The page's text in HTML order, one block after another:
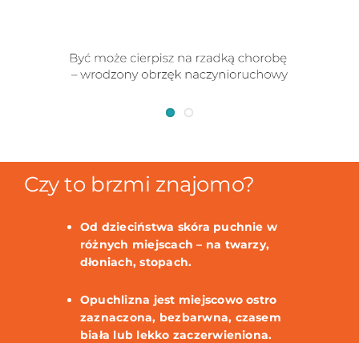
Czy to brzmi znajomo?
Od dzieciństwa skóra puchnie w
różnych miejscach – na twarzy,
dłoniach, stopach.
Opuchlizna jest miejscowo ostro
zaznaczona, bezbarwna, czasem
biała lub lekko zaczerwieniona.